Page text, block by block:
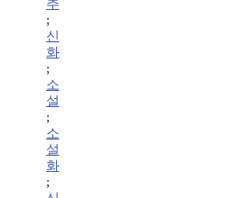
추
;
신
화
;
소
설
;
소
설
화
;